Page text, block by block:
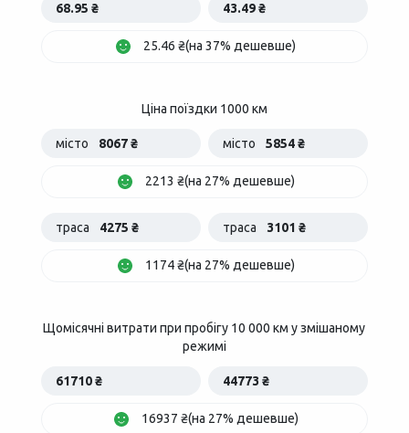
68.95 ₴ 43.49 ₴
25.46 ₴(на 37% дешевше)
Ціна поїздки 1000 км
місто 8067 ₴ місто 5854 ₴
2213 ₴(на 27% дешевше)
траса 4275 ₴ траса 3101 ₴
1174 ₴(на 27% дешевше)
Щомісячні витрати при пробігу 10 000 км у змішаному
режимі
61710 ₴ 44773 ₴
16937 ₴(на 27% дешевше)